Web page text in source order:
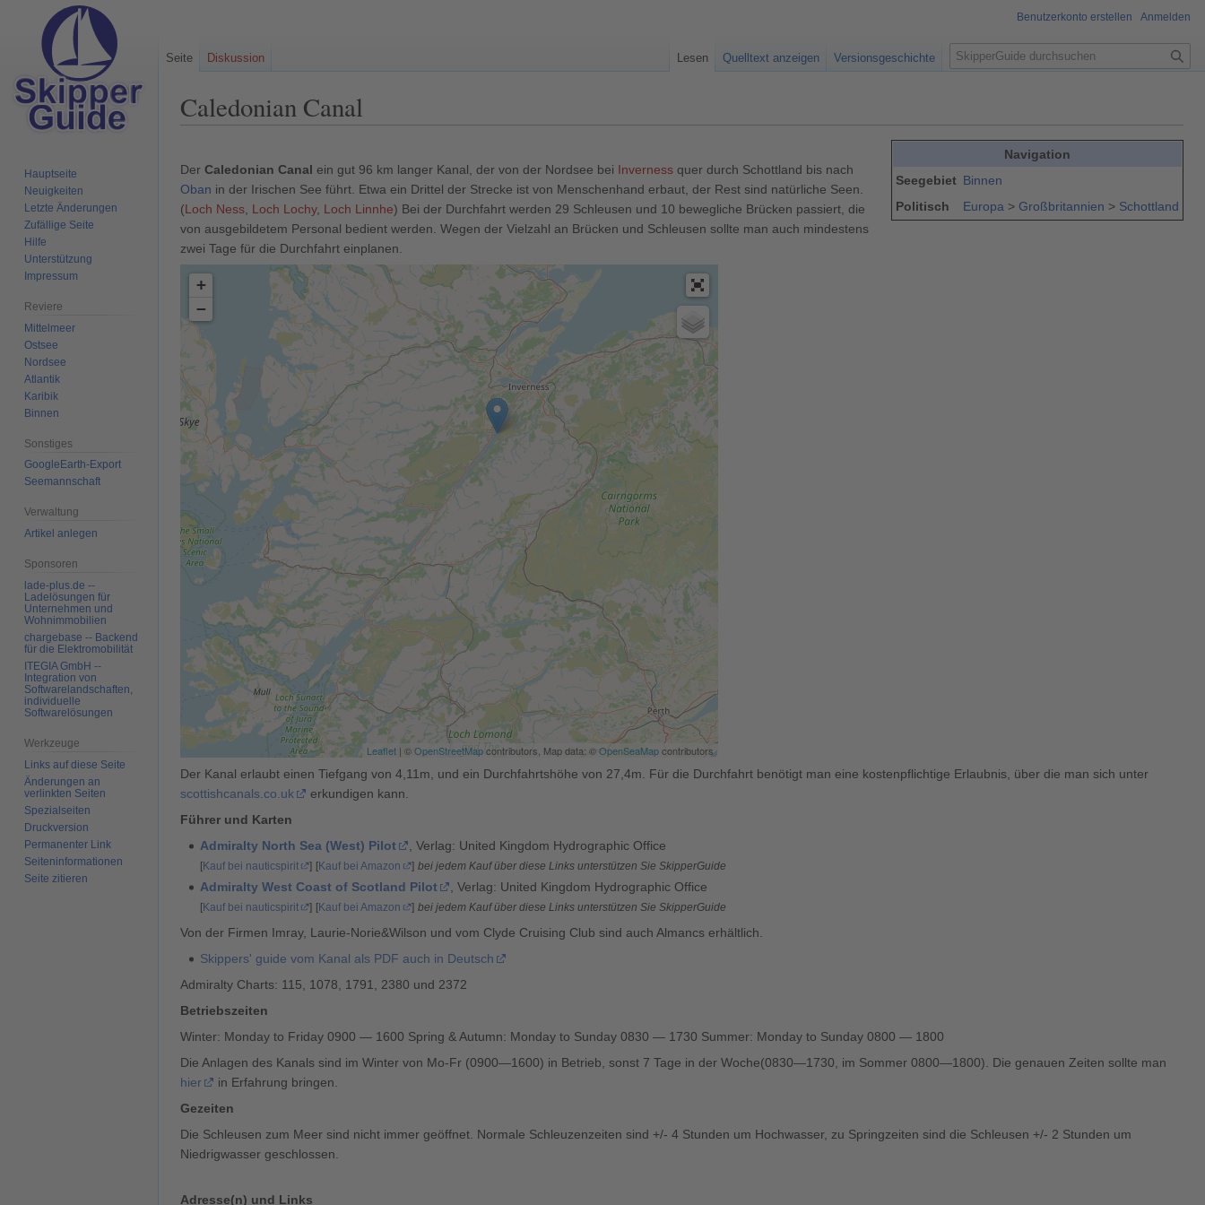
Caledonian Canal
Navigation
springen
Suche
springen
Navigation
Seegebiet Binnen
Politisch
Europa > Großbritannien > Schottland
Der Caledonian Canal ein gut 96 km langer Kanal, der von der Nordsee bei Inverness quer durch Schottland bis nach
Oban in der Irischen See führt. Etwa ein Drittel der Strecke ist von Menschenhand erbaut, der Rest sind natürliche Seen.
(Loch Ness, Loch Lochy, Loch Linnhe) Bei der Durchfahrt werden 29 Schleusen und 10 bewegliche Brücken passiert, die
von ausgebildetem Personal bedient werden. Wegen der Vielzahl an Brücken und Schleusen sollte man auch mindestens
zwei Tage für die Durchfahrt einplanen.
+
−
Leaflet | ©OpenStreetMapcontributors, Map data: ©OpenSeaMapcontributors
Der Kanal erlaubt einen Tiefgang von 4,11m, und ein Durchfahrtshöhe von 27,4m. Für die Durchfahrt benötigt man eine kostenpflichtige Erlaubnis, über die man sich unter
scottishcanals.co.uk
erkundigen kann.
Führer und Karten
Admiralty North Sea (West) Pilot
, Verlag: United Kingdom Hydrographic Office
[Kauf bei nauticspirit ] [Kauf bei Amazon ] bei jedem Kauf über diese Links unterstützen Sie SkipperGuide
Admiralty West Coast of Scotland Pilot , Verlag: United Kingdom Hydrographic Office
[Kauf bei nauticspirit ] [Kauf bei Amazon ] bei jedem Kauf über diese Links unterstützen Sie SkipperGuide
Von der Firmen Imray, Laurie-Norie&Wilson und vom Clyde Cruising Club sind auch Almancs erhältlich.
Skippers' guide vom Kanal als PDF auch in Deutsch
Admiralty Charts: 115, 1078, 1791, 2380 und 2372
Betriebszeiten
Winter: Monday to Friday 0900 — 1600 Spring & Autumn: Monday to Sunday 0830 — 1730 Summer: Monday to Sunday 0800 — 1800
Die Anlagen des Kanals sind im Winter von Mo-Fr (0900—1600) in Betrieb, sonst 7 Tage in der Woche(0830—1730, im Sommer 0800—1800). Die genauen Zeiten sollte man
hier
in Erfahrung bringen.
Gezeiten
Die Schleusen zum Meer sind nicht immer geöffnet. Normale Schleuzenzeiten sind +/- 4 Stunden um Hochwasser, zu Springzeiten sind die Schleusen +/- 2 Stunden um
Niedrigwasser geschlossen.
Adresse(n) und Links
Benutzerkonto erstellen Anmelden
Seite Diskussion Lesen Quelltext anzeigen Versionsgeschichte
S
u
e
Hauptseite
Neuigkeiten
Letzte Änderungen
Zufällige Seite
Hilfe
Unterstützung
Impressum
Reviere
Mittelmeer
Ostsee
Nordsee
Atlantik
Karibik
Binnen
Sonstiges
GoogleEarth-Export
Seemannschaft
Verwaltung
Artikel anlegen
Sponsoren
lade-plus.de --
Ladelösungen für
Unternehmen und
Wohnimmobilien
chargebase -- Backend
für die Elektromobilität
ITEGIA GmbH --
Integration von
Softwarelandschaften,
individuelle
Softwarelösungen
Werkzeuge
Links auf diese Seite
Änderungen an
verlinkten Seiten
Spezialseiten
Druckversion
Permanenter Link
Seiten­­informationen
Seite zitieren